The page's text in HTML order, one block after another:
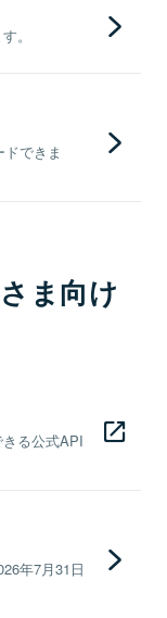
。
できま
ま向け
る公式API
年7月31日